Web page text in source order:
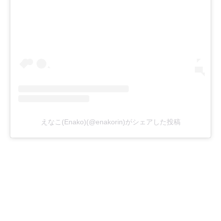
えなこ(Enako)(@enakorin)がシェアした投稿